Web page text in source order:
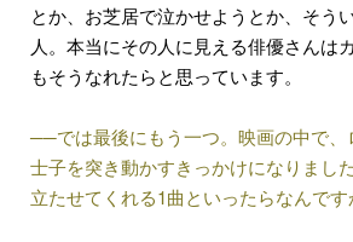
とか、お芝居で泣かせようとか、そう
人。本当にその人に見える俳優さんは
もそうなれたらと思っています。
──では最後にもう一つ。映画の中で、
士子を突き動かすきっかけになりまし
立たせてくれる1曲といったらなんです